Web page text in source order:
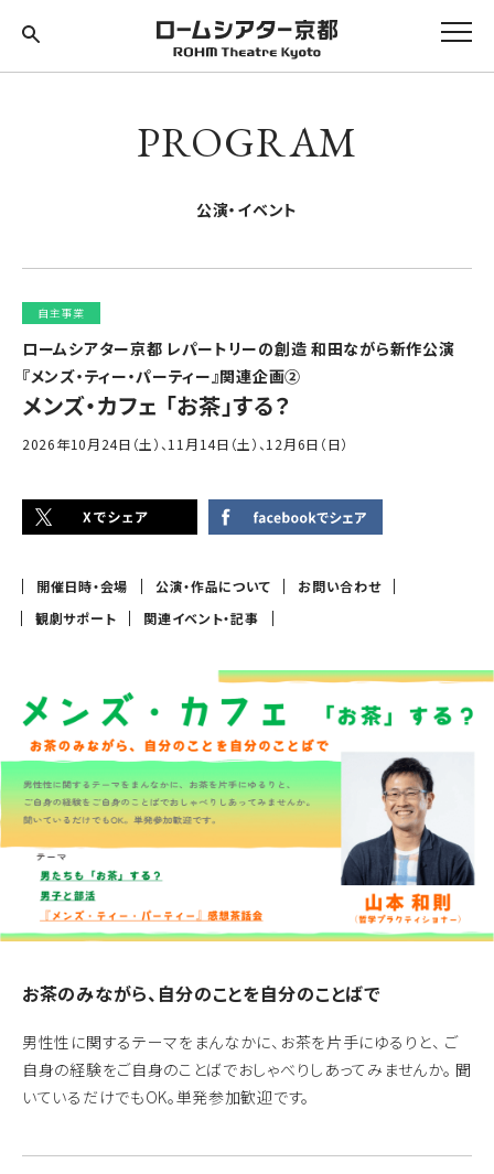
PROGRAM
公演・イベント
自主事業
ロームシアター京都 レパートリーの創造 和田ながら新作公演
『メンズ・ティー・パーティー』関連企画②
メンズ・カフェ 「お茶」する？
2026年10月24日（土）、11月14日（土）、12月6日（日）
開催日時・会場 公演・作品について
お問い合わせ
観劇サポート
関連イベント・記事
お茶のみながら、自分のことを自分のことばで
男性性に関するテーマをまんなかに、お茶を片手にゆるりと、 ご
自身の経験をご自身のことばでおしゃべりしあってみませんか。 聞
いているだけでもOK。単発参加歓迎です。